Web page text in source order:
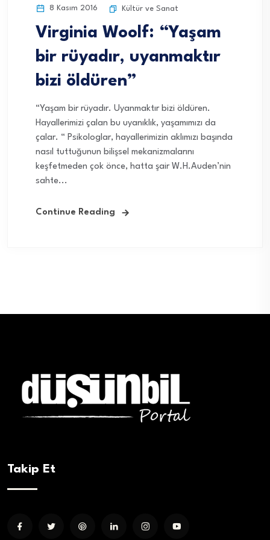
8 Kasım 2016 Kültür ve Sanat
Virginia Woolf: “Yaşam
bir rüyadır, uyanmaktır
bizi öldüren”
“Yaşam bir rüyadır. Uyanmaktır bizi öldüren.
Hayallerimizi çalan bu uyanıklık, yaşamımızı da
çalar. “ Psikologlar, hayallerimizin aklımızı başında
nasıl tuttuğunun bilişsel mekanizmalarını
keşfetmeden çok önce, hatta şair W.H.Auden’nin
sahte...
Continue Reading
Takip Et